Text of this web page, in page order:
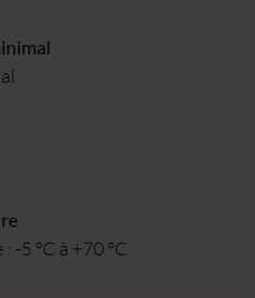
-5 °C à +70 °C